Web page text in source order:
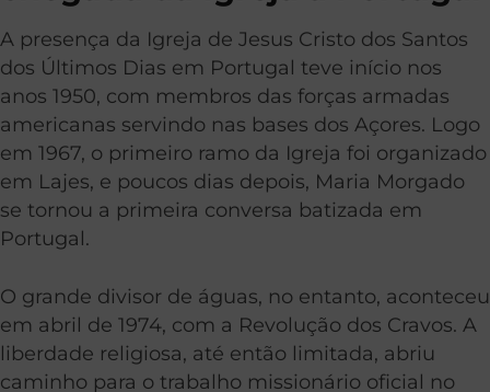
A presença da Igreja de Jesus Cristo dos Santos
dos Últimos Dias em Portugal teve início nos
anos 1950, com membros das forças armadas
americanas servindo nas bases dos Açores. Logo
em 1967, o primeiro ramo da Igreja foi organizado
em Lajes, e poucos dias depois, Maria Morgado
se tornou a primeira conversa batizada em
Portugal.
O grande divisor de águas, no entanto, aconteceu
em abril de 1974, com a Revolução dos Cravos. A
liberdade religiosa, até então limitada, abriu
caminho para o trabalho missionário oficial no